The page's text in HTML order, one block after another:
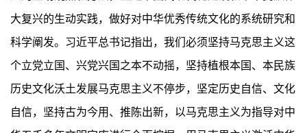
大复兴的生动实践，做好对中华优秀传统文化的系统研究和
科学阐发。习近平总书记指出，我们必须坚持马克思主义这
个立党立国、兴党兴国之本不动摇，坚持植根本国、本民族
历史文化沃土发展马克思主义不停步，坚定历史自信、文化
自信，坚持古为今用、推陈出新，以马克思主义为指导对中